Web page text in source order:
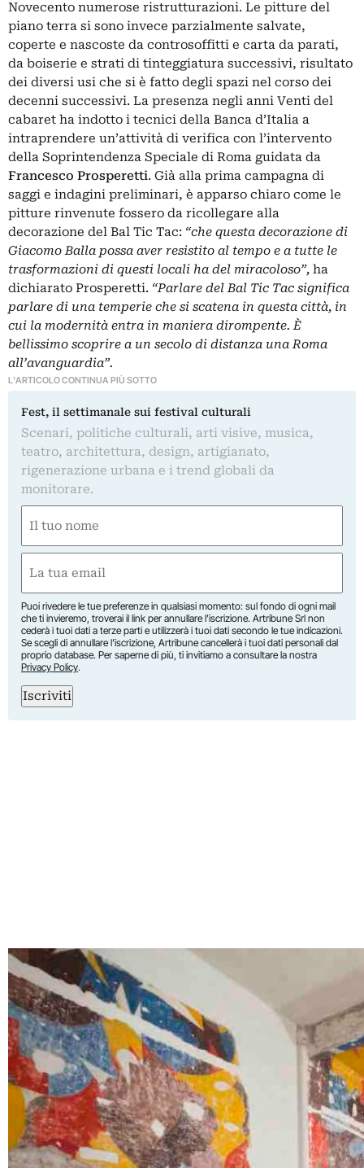
Novecento numerose ristrutturazioni. Le pitture del
piano terra si sono invece parzialmente salvate,
coperte e nascoste da controsoffitti e carta da parati,
da boiserie e strati di tinteggiatura successivi, risultato
dei diversi usi che si è fatto degli spazi nel corso dei
decenni successivi. La presenza negli anni Venti del
cabaret ha indotto i tecnici della Banca d’Italia a
intraprendere un’attività di verifica con l’intervento
della Soprintendenza Speciale di Roma guidata da
Francesco Prosperetti. Già alla prima campagna di
saggi e indagini preliminari, è apparso chiaro come le
pitture rinvenute fossero da ricollegare alla
decorazione del Bal Tic Tac: “che questa decorazione di
Giacomo Balla possa aver resistito al tempo e a tutte le
trasformazioni di questi locali ha del miracoloso”, ha
dichiarato Prosperetti. “Parlare del Bal Tic Tac significa
parlare di una temperie che si scatena in questa città, in
cui la modernità entra in maniera dirompente. È
bellissimo scoprire a un secolo di distanza una Roma
all’avanguardia”.
L'ARTICOLO CONTINUA PIÙ SOTTO
Fest, il settimanale sui festival culturali
Scenari, politiche culturali, arti visive, musica,
teatro, architettura, design, artigianato,
rigenerazione urbana e i trend globali da
monitorare.
(Required)
First
(Required)
Puoi rivedere le tue preferenze in qualsiasi momento: sul fondo di ogni mail
che ti invieremo, troverai il link per annullare l’iscrizione. Artribune Srl non
cederà i tuoi dati a terze parti e utilizzerà i tuoi dati secondo le tue indicazioni.
Se scegli di annullare l’iscrizione, Artribune cancellerà i tuoi dati personali dal
proprio database. Per saperne di più, ti invitiamo a consultare la nostra
Privacy Policy.
Iscriviti